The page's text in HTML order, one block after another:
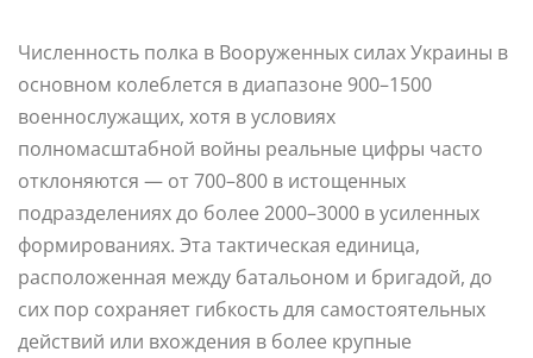
Численность полка в Вооруженных силах Украины в
основном колеблется в диапазоне 900–1500
военнослужащих, хотя в условиях
полномасштабной войны реальные цифры часто
отклоняются — от 700–800 в истощенных
подразделениях до более 2000–3000 в усиленных
формированиях. Эта тактическая единица,
расположенная между батальоном и бригадой, до
сих пор сохраняет гибкость для самостоятельных
действий или вхождения в более крупные